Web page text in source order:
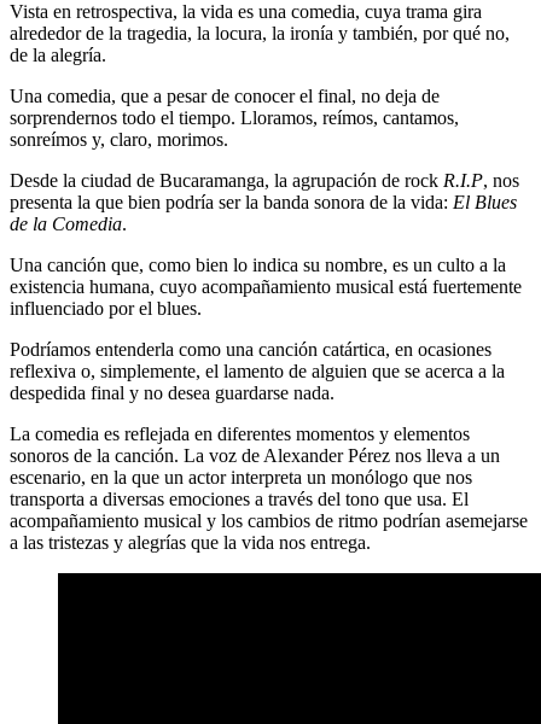
Vista en retrospectiva, la vida es una comedia, cuya trama gira
alrededor de la tragedia, la locura, la ironía y también, por qué no,
de la alegría.
Una comedia, que a pesar de conocer el final, no deja de
sorprendernos todo el tiempo. Lloramos, reímos, cantamos,
sonreímos y, claro, morimos.
Desde la ciudad de Bucaramanga, la agrupación de rock R.I.P, nos
presenta la que bien podría ser la banda sonora de la vida: El Blues
de la Comedia.
Una canción que, como bien lo indica su nombre, es un culto a la
existencia humana, cuyo acompañamiento musical está fuertemente
influenciado por el blues.
Podríamos entenderla como una canción catártica, en ocasiones
reflexiva o, simplemente, el lamento de alguien que se acerca a la
despedida final y no desea guardarse nada.
La comedia es reflejada en diferentes momentos y elementos
sonoros de la canción. La voz de Alexander Pérez nos lleva a un
escenario, en la que un actor interpreta un monólogo que nos
transporta a diversas emociones a través del tono que usa. El
acompañamiento musical y los cambios de ritmo podrían asemejarse
a las tristezas y alegrías que la vida nos entrega.